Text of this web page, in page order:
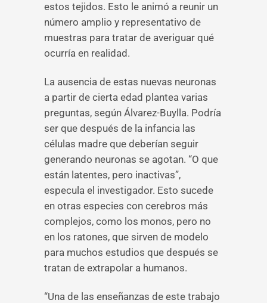
estos tejidos. Esto le animó a reunir un
número amplio y representativo de
muestras para tratar de averiguar qué
ocurría en realidad.
La ausencia de estas nuevas neuronas
a partir de cierta edad plantea varias
preguntas, según Álvarez-Buylla. Podría
ser que después de la infancia las
células madre que deberían seguir
generando neuronas se agotan. “O que
están latentes, pero inactivas”,
especula el investigador. Esto sucede
en otras especies con cerebros más
complejos, como los monos, pero no
en los ratones, que sirven de modelo
para muchos estudios que después se
tratan de extrapolar a humanos.
“Una de las enseñanzas de este trabajo